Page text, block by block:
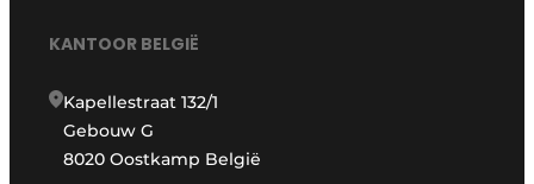
KANTOOR BELGIË
Kapellestraat 132/1
Gebouw G
8020 Oostkamp België